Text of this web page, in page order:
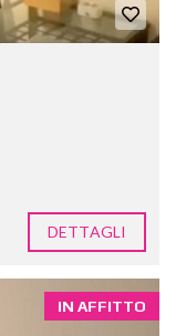
DETTAGLI
IN AFFITTO